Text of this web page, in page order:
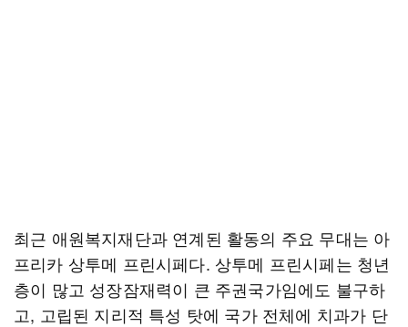
최근 애원복지재단과 연계된 활동의 주요 무대는 아
프리카 상투메 프린시페다. 상투메 프린시페는 청년
층이 많고 성장잠재력이 큰 주권국가임에도 불구하
고, 고립된 지리적 특성 탓에 국가 전체에 치과가 단